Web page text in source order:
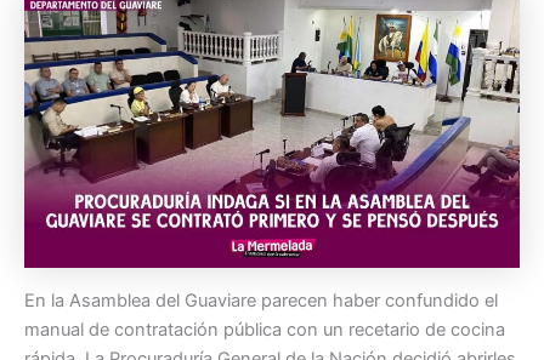
En la Asamblea del Guaviare parecen haber confundido el
manual de contratación pública con un recetario de cocina